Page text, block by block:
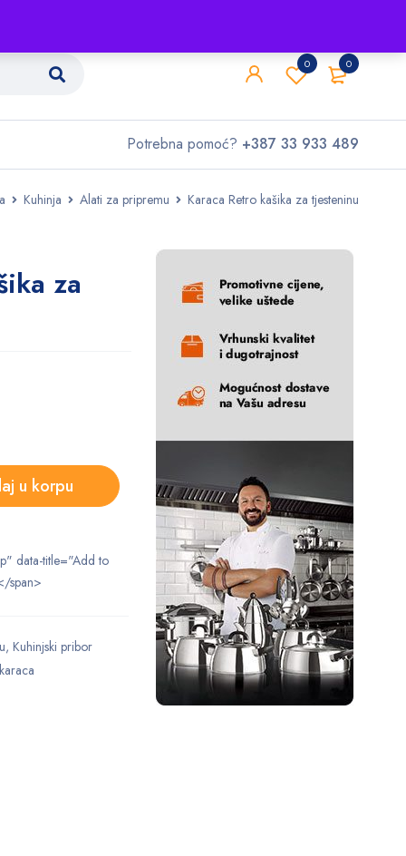
0
0
Potrebna pomoć? +387 33 933 489
Kuhinja Alati za pripremu Karaca Retro kašika za tjesteninu
za
u korpu
data-title="Add to
span>
, Kuhinjski pribor
karaca